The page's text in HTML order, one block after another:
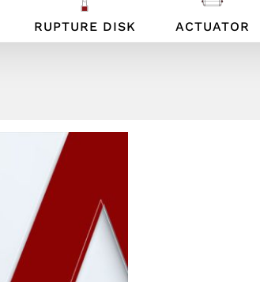
RUPTURE DISK ACTUATOR